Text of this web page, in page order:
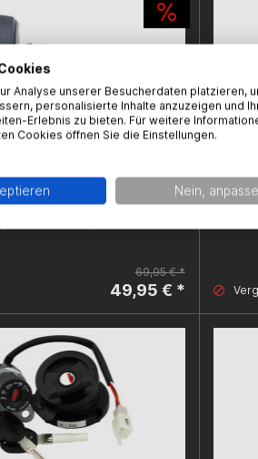
Malaguti XTM, XSM, MBK X-
69,95 € *
49,95 € *
Analyse unserer Besucherdaten platzieren,
personalisierte Inhalte anzuzeigen und
Erlebnis zu bieten. Für weitere
Cookies öffnen Sie die Einstellungen.
Nein,